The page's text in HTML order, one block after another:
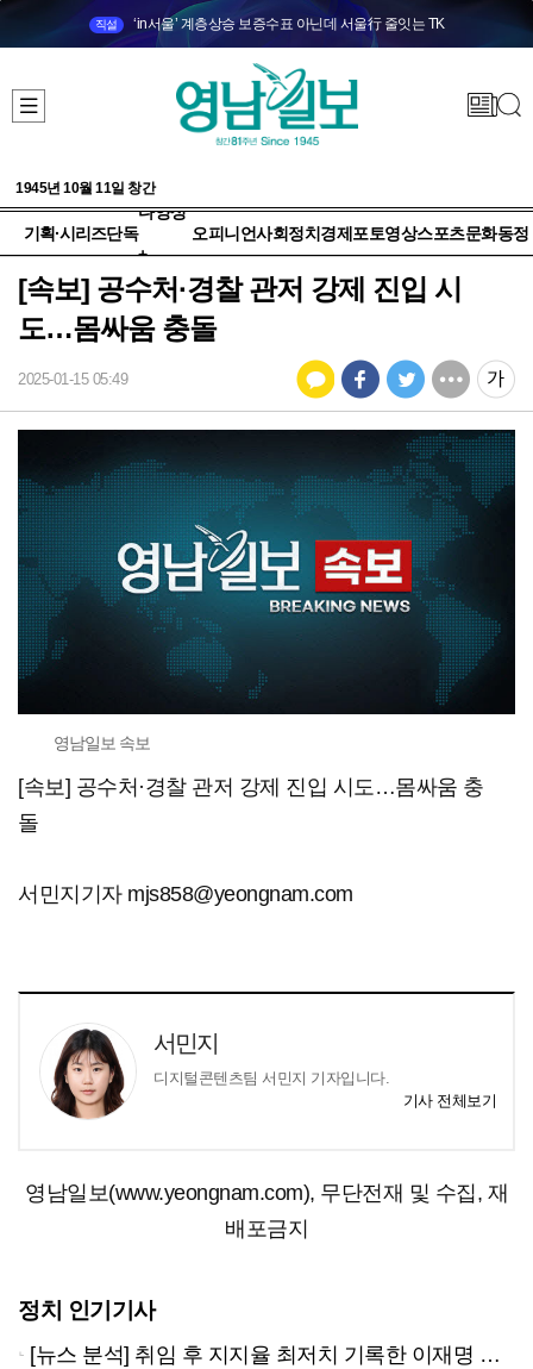
직설 ‘in서울’ 계층상승 보증수표 아닌데 서울行 줄잇는 TK
1945년 10월 11일 창간
기획·시리즈단독
다양성
+
오피니언사회정치 경제 포토영상스포츠문화동정
[속보] 공수처·경찰 관저 강제 진입 시
도…몸싸움 충돌
2025-01-15 05:49
영남일보 속보
[속보] 공수처·경찰 관저 강제 진입 시도…몸싸움 충
돌
서민지기자 mjs858@yeongnam.com
서민지
디지털콘텐츠팀 서민지 기자입니다.
기사 전체보기
영남일보(www.yeongnam.com), 무단전재 및 수집, 재
배포금지
정치 인기기사
[뉴스 분석] 취임 후 지지율 최저치 기록한 이재명 대통령…왜?